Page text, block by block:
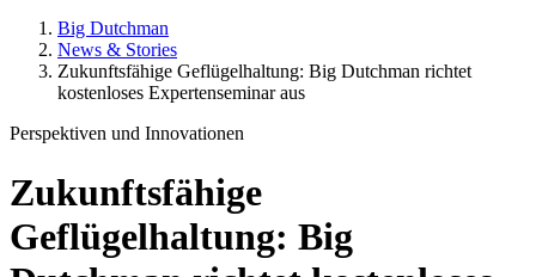
Big Dutchman
News & Stories
Zukunftsfähige Geflügelhaltung: Big Dutchman richtet
kostenloses Expertenseminar aus
Perspektiven und Innovationen
Zukunftsfähige
Geflügelhaltung: Big